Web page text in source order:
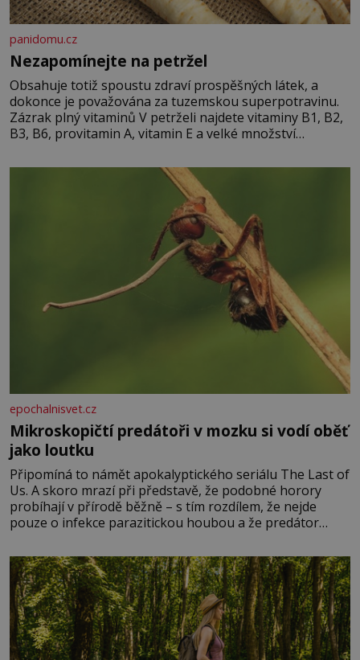
panidomu.cz
Nezapomínejte na petržel
Obsahuje totiž spoustu zdraví prospěšných látek, a
dokonce je považována za tuzemskou superpotravinu.
Zázrak plný vitaminů V petrželi najdete vitaminy B1, B2,
B3, B6, provitamin A, vitamin E a velké množství
pomeranč, v kořeni je také, ale je ho desetkrát méně), a
epochalnisvet.cz
Mikroskopičtí predátoři v mozku si vodí oběť
jako loutku
Připomíná to námět apokalyptického seriálu The Last of
Us. A skoro mrazí při představě, že podobné horory
probíhají v přírodě běžně – s tím rozdílem, že nejde
pouze o infekce parazitickou houbou a že predátor
živočichy, než je člověk. Najít skutečné zombie není nic
nemožného ani v naší přírodě.